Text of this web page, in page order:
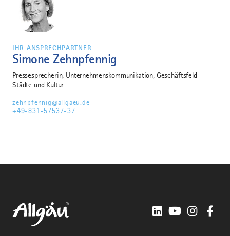
IHR ANSPRECHPARTNER
Simone Zehnpfennig
Pressesprecherin, Unternehmenskommunikation, Geschäftsfeld
Städte und Kultur
zehnpfennig@allgaeu.de
+49-831-57537-37
LinkedInYouTube